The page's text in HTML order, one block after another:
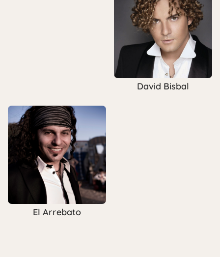
David Bisbal
El Arrebato